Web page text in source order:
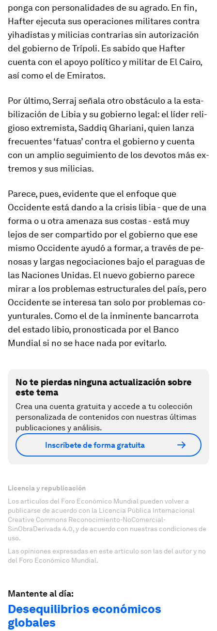
ponga con per­so­na­li­dades de su agrado. En fin,
Hafter eje­cuta sus ope­ra­ciones mi­li­tares contra
yiha­distas y mi­li­cias con­tra­rias sin au­to­ri­za­ción
del go­bierno de Trípoli. Es sa­bido que Hafter
cuenta con el apoyo po­lí­tico y mi­litar de El Cairo,
así como el de Emiratos.
Por úl­timo, Serraj señala otro obs­táculo a la es­ta­
bi­li­za­ción de Libia y su go­bierno le­gal: el líder re­li­
gioso ex­tre­mista, Saddiq Ghariani, quien lanza
fre­cuentes ‘fatuas’ contra el go­bierno y cuenta
con un am­plio se­gui­miento de los de­votos más ex­
tremos y sus mi­li­cias.
Parece, pues, evi­dente que el en­foque que
Occidente está dando a la crisis libia - que de una
forma o u otra ame­naza sus costas - está muy
lejos de ser com­par­tido por el go­bierno que ese
mismo Occidente ayudó a for­mar, a través de pe­
nosas y largas ne­go­cia­ciones bajo el pa­ra­guas de
las Naciones Unidas. El nuevo go­bierno pa­rece
mirar a los pro­blemas es­truc­tu­rales del país, pero
Occidente se in­teresa tan solo por pro­blemas co­
yun­tu­ra­les. Como el de la in­mi­nente ban­ca­rrota
del es­tado li­bio, pro­nos­ti­cada por el Banco
Mundial si no se hace nada por evi­tarlo.
No te pierdas ninguna actualización sobre
este tema
Crea una cuenta gratuita y accede a tu colección
personalizada de contenidos con nuestras últimas
publicaciones y análisis.
Inscríbete de forma gratuita
Licencia y republicación
Los artículos del Foro Económico Mundial pueden volver a
publicarse de acuerdo con la Licencia Pública Internacional
Creative Commons Reconocimiento-NoComercial-
SinObraDerivada 4.0, y de acuerdo con nuestras condiciones de
uso.
Las opiniones expresadas en este artículo son las del autor y no
del Foro Económico Mundial.
Mantente al día:
Desequilibrios económicos
globales